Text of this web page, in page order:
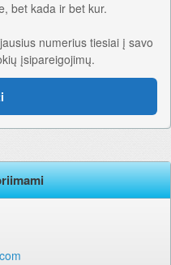
bet kada ir bet kur.
numerius tiesiai į savo
įsipareigojimų.